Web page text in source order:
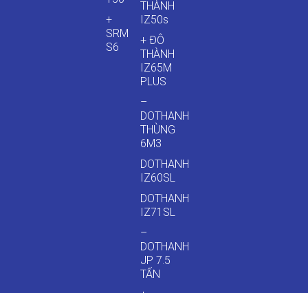
+
SRM
S6
THÀNH
IZ50s
+ ĐÔ
THÀNH
IZ65M
PLUS
–
DOTHANH
THÙNG
6M3
DOTHANH
IZ60SL
DOTHANH
IZ71SL
–
DOTHANH
JP 7.5
TẤN